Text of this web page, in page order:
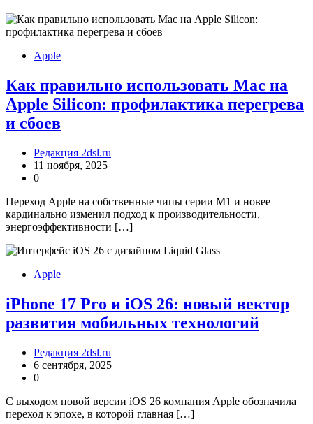
Apple
Как правильно использовать Mac на
Apple Silicon: профилактика перегрева
и сбоев
Редакция 2dsl.ru
11 ноября, 2025
0
Переход Apple на собственные чипы серии M1 и новее
кардинально изменил подход к производительности,
энергоэффективности […]
Apple
iPhone 17 Pro и iOS 26: новый вектор
развития мобильных технологий
Редакция 2dsl.ru
6 сентября, 2025
0
С выходом новой версии iOS 26 компания Apple обозначила
переход к эпохе, в которой главная […]